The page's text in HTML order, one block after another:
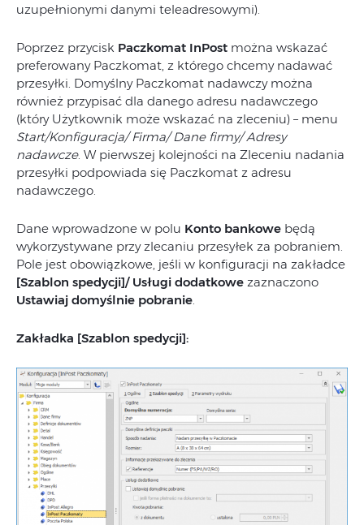
uzupełnionymi danymi teleadresowymi).
Poprzez przycisk Paczkomat InPost można wskazać
preferowany Paczkomat, z którego chcemy nadawać
przesyłki. Domyślny Paczkomat nadawczy można
również przypisać dla danego adresu nadawczego
(który Użytkownik może wskazać na zleceniu) – menu
Start/Konfiguracja/ Firma/ Dane firmy/ Adresy
nadawcze. W pierwszej kolejności na Zleceniu nadania
przesyłki podpowiada się Paczkomat z adresu
nadawczego.
Dane wprowadzone w polu Konto bankowe będą
wykorzystywane przy zlecaniu przesyłek za pobraniem.
Pole jest obowiązkowe, jeśli w konfiguracji na zakładce
[Szablon spedycji]/ Usługi dodatkowe zaznaczono
Ustawiaj domyślnie pobranie.
Zakładka [Szablon spedycji]: